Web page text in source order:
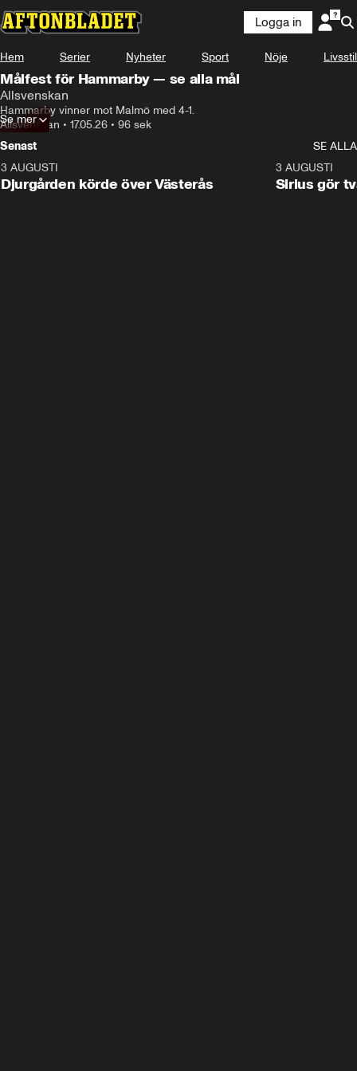
Logga in
Hem Serier Nyheter Sport Nöje Livsstil
Målfest för Hammarby — se alla mål
Allsvenskan
Hammarby vinner mot Malmö med 4-1.
Allsvenskan • 17.05.26 • 96 sek
Se mer
Senast
SE ALLA
3 AUGUSTI
Djurgården körde över Västerås
3 AUGUSTI
Sirius gör